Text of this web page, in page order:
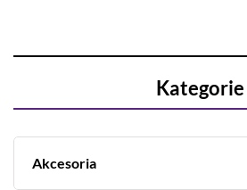
Kategorie
Akcesoria